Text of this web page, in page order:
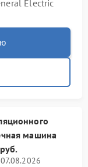
Electric
машина